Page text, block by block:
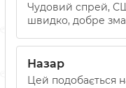
Чудовий спрей,
швидко, добре
Назар
Цей подобається